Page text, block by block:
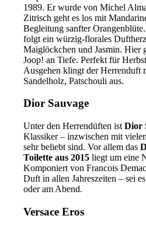
1989. Er wurde von Michel
Zitrisch geht es los mit
Begleitung sanfter
folgt ein würzig-florales
Maiglöckchen und Jasmin. Hier
Joop! an Tiefe. Perfekt für
Ausgehen klingt der Herrenduft
Sandelholz, Patschouli aus.
Dior Sauvage
Unter den Herrendüften istDior
Klassiker – inzwischen mit
sehr beliebt sind. Vor allem das
Toilette aus 2015 liegt um eine
Komponiert von Francois
Duft in allen Jahreszeiten – sei
oder am Abend.
Versace Eros